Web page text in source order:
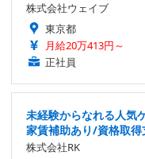
株式会社ウェイブ
東京都
月給20万413円～
正社員
未経験からなれる人気
家賃補助あり/資格取得
株式会社RK